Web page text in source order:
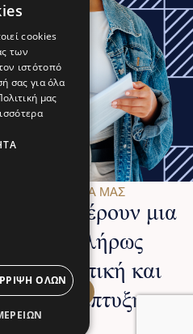
ΠΡΟΓΡΆΜΜΑΤΆ ΜΑΣ
προσφέρουν μια
πλήρως
προσωπική και
σας ανάπτυξη.
cookies
των
ιστότοπό
σας για όλα
μας
ΌΛΩΝ